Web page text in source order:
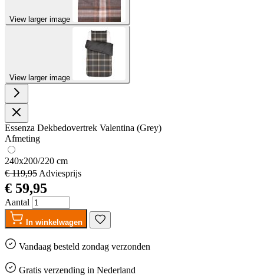
View larger image
View larger image
Essenza Dekbedovertrek Valentina (Grey)
Afmeting
240x200/220 cm
€ 119,95 Adviesprijs
€ 59,95
Aantal
In winkelwagen
Vandaag besteld zondag verzonden
Gratis verzending in Nederland